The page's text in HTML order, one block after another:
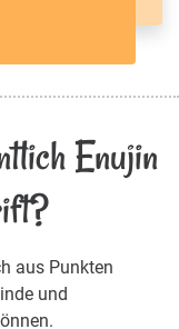
Enujin
aus Punkten
und